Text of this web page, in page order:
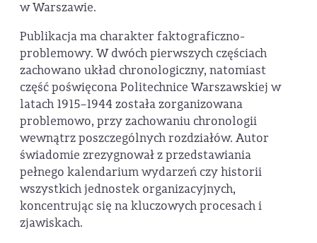
w Warszawie.
Publikacja ma charakter faktograficzno-
problemowy. W dwóch pierwszych częściach
zachowano układ chronologiczny, natomiast
część poświęcona Politechnice Warszawskiej w
latach 1915–1944 została zorganizowana
problemowo, przy zachowaniu chronologii
wewnątrz poszczególnych rozdziałów. Autor
świadomie zrezygnował z przedstawiania
pełnego kalendarium wydarzeń czy historii
wszystkich jednostek organizacyjnych,
koncentrując się na kluczowych procesach i
zjawiskach.